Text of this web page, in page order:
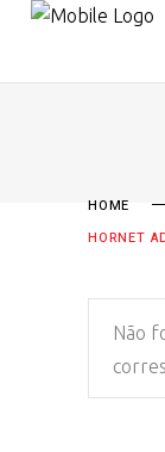
HOME
HORNET
Não